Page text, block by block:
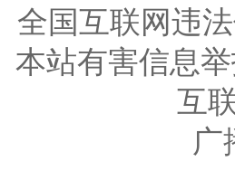
全国互联网违
本站有害信息举
互
广